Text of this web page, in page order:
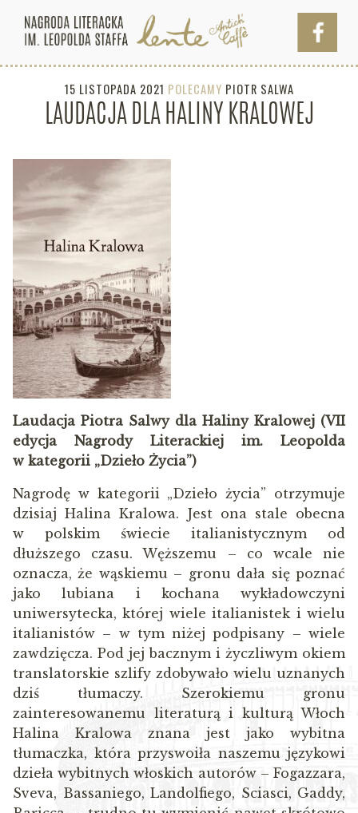
15 LISTOPADA 2021 POLECAMY PIOTR SALWA
LAUDACJA DLA HALINY KRALOWEJ
Laudacja Piotra Salwy dla Haliny Kralowej (VII
edycja Nagrody Literackiej im. Leopolda
w kategorii „Dzieło Życia”)
Nagrodę w kategorii „Dzieło życia” otrzymuje
dzisiaj Halina Kralowa. Jest ona stale obecna
w polskim świecie italianistycznym od
dłuższego czasu. Węższemu – co wcale nie
oznacza, że wąskiemu – gronu dała się poznać
jako lubiana i kochana wykładowczyni
uniwersytecka, której wiele italianistek i wielu
italianistów – w tym niżej podpisany – wiele
zawdzięcza. Pod jej bacznym i życzliwym okiem
translatorskie szlify zdobywało wielu uznanych
dziś tłumaczy. Szerokiemu gronu
zainteresowanemu literaturą i kulturą Włoch
Halina Kralowa znana jest jako wybitna
tłumaczka, która przyswoiła naszemu językowi
dzieła wybitnych włoskich autorów – Fogazzara,
Sveva, Bassaniego, Landolfiego, Sciasci, Gaddy,